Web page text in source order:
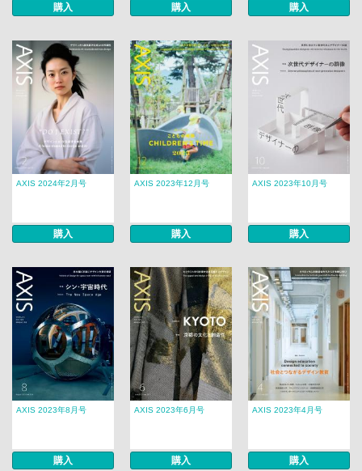
購入 購入 購入
AXIS 2024年2月号
購入
AXIS 2023年12月号
購入
AXIS 2023年10月号
購入
AXIS 2023年8月号
購入
AXIS 2023年6月号
購入
AXIS 2023年4月号
購入